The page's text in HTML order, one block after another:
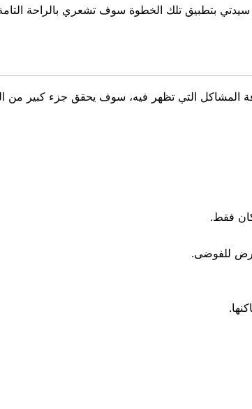
بتطبيق تلك الخطوة سوف تشعري بالراحة
المشاكل التي تظهر فيه، سوف يحقق جزء كبير من
فقط.
للفوضى.